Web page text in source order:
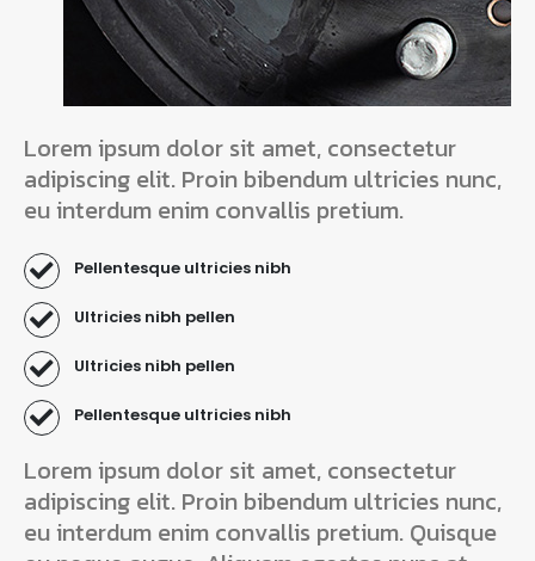
Lorem ipsum dolor sit amet, consectetur
adipiscing elit. Proin bibendum ultricies nunc,
eu interdum enim convallis pretium.
Pellentesque ultricies nibh
Ultricies nibh pellen
Ultricies nibh pellen
Pellentesque ultricies nibh
Lorem ipsum dolor sit amet, consectetur
adipiscing elit. Proin bibendum ultricies nunc,
eu interdum enim convallis pretium. Quisque